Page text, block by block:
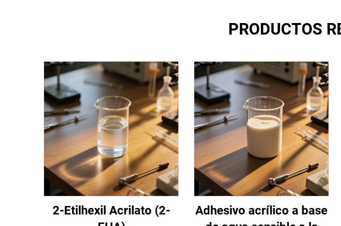
PRODUCTOS
2-Etilhexil Acrilato (2-
Adhesivo acrílico a base